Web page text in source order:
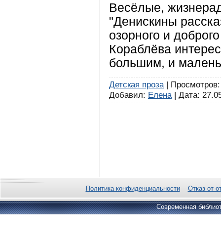
Весёлые,
"Денискины
озорного и
Кораблёва
большим, и
Детская проза | Просмотров:
Добавил: Елена | Дата:
Политика конфиденциальности Отказ от
Современная